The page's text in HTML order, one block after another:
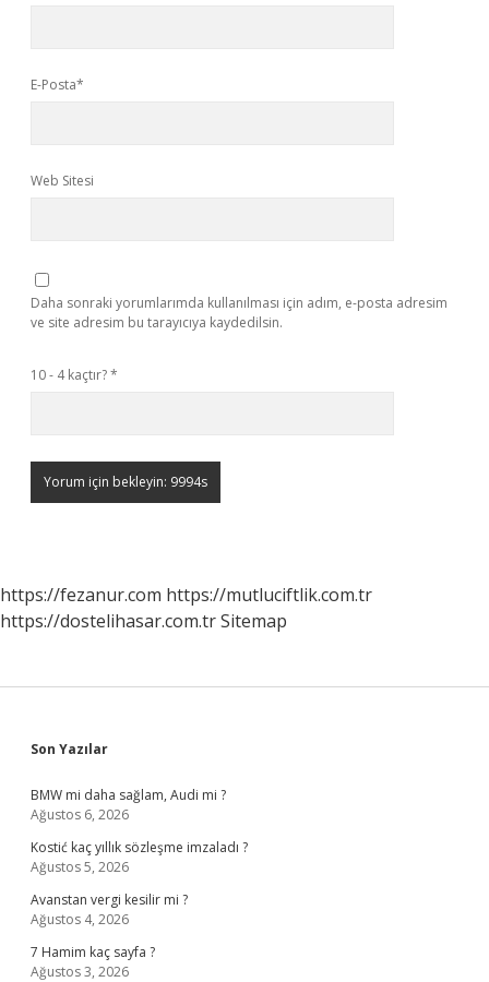
E-Posta*
Web Sitesi
Daha sonraki yorumlarımda kullanılması için adım, e-posta adresim
ve site adresim bu tarayıcıya kaydedilsin.
10 - 4 kaçtır?*
https://fezanur.com https://mutluciftlik.com.tr
https://dostelihasar.com.trSitemap
Sidebar
Son Yazılar
BMW mi daha sağlam, Audi mi ?
Ağustos 6, 2026
Kostić kaç yıllık sözleşme imzaladı ?
Ağustos 5, 2026
Avanstan vergi kesilir mi ?
Ağustos 4, 2026
7 Hamim kaç sayfa ?
Ağustos 3, 2026